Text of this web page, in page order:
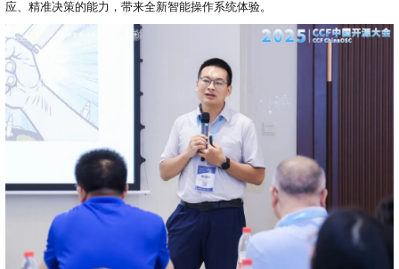
应、精准决策的能力，带来全新智能操作系统体验。